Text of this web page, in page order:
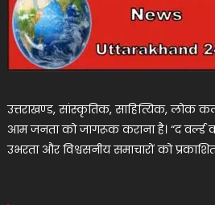
उत्तराखण्ड, सांस्कृतिक, साहित्यिक, लोक
आम जनता को जागरूक कराना है। “द वर्ल्ड
उभरता और विश्वसनीय समाचारों को